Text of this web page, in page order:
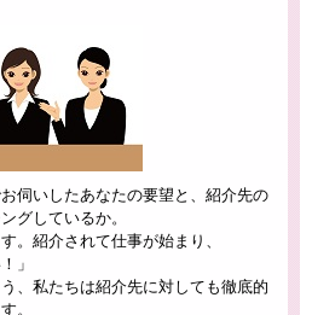
伺いしたあなたの要望と、紹介先の
グしているか。
。紹介されて仕事が始まり、
」
、私たちは紹介先に対しても徹底的
。